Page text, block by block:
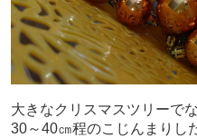
大きなクリスマスツリーでな
30～40㎝程のこじんまりし